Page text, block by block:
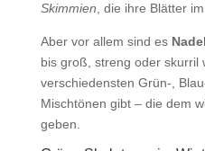
Skimmien , die ihre Blätter
Aber vor allem sind es
bis groß, streng oder skurril
verschiedensten Grün-,
Mischtönen gibt – die dem
geben.